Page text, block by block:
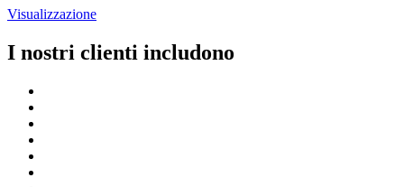
Visualizzazione
I nostri clienti includono